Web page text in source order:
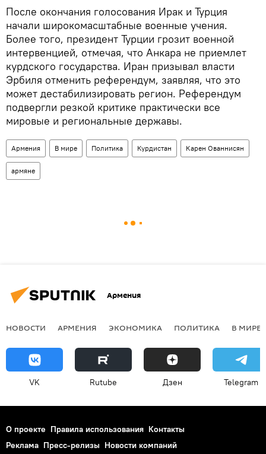
После окончания голосования Ирак и Турция
начали широкомасштабные военные учения.
Более того, президент Турции грозит военной
интервенцией, отмечая, что Анкара не приемлет
курдского государства. Иран призывал власти
Эрбиля отменить референдум, заявляя, что это
может дестабилизировать регион. Референдум
подвергли резкой критике практически все
мировые и региональные державы.
Армения В мире Политика Курдистан Карен Ованнисян
армяне
Армения
НОВОСТИ АРМЕНИЯ ЭКОНОМИКА ПОЛИТИКА В МИРЕ
VK Rutube Дзен Telegram
О проекте Правила использования Контакты
Реклама Пресс-релизы Новости компаний